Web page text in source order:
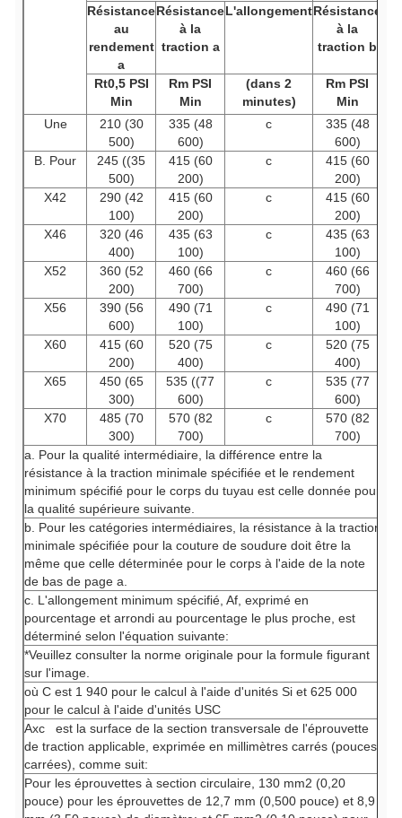
Résistance
au
rendement
a
Résistance
à la
traction a
L'allongementRésistance
à la
traction b
Rt0,5 PSI
Min
Rm PSI
Min
(dans 2
minutes)
Rm PSI
Min
Une
210 (30
500)
335 (48
600)
c
335 (48
600)
B. Pour
245 ((35
500)
415 (60
200)
c
415 (60
200)
X42
290 (42
100)
415 (60
200)
c
415 (60
200)
X46
320 (46
400)
435 (63
100)
c
435 (63
100)
X52
360 (52
200)
460 (66
700)
c
460 (66
700)
X56
390 (56
600)
490 (71
100)
c
490 (71
100)
X60
415 (60
200)
520 (75
400)
c
520 (75
400)
X65
450 (65
300)
535 ((77
600)
c
535 (77
600)
X70
485 (70
300)
570 (82
700)
c
570 (82
700)
a. Pour la qualité intermédiaire, la différence entre la
résistance à la traction minimale spécifiée et le rendement
minimum spécifié pour le corps du tuyau est celle donnée pour
la qualité supérieure suivante.
b. Pour les catégories intermédiaires, la résistance à la traction
minimale spécifiée pour la couture de soudure doit être la
même que celle déterminée pour le corps à l'aide de la note
de bas de page a.
c. L'allongement minimum spécifié, Af, exprimé en
pourcentage et arrondi au pourcentage le plus proche, est
déterminé selon l'équation suivante:
*Veuillez consulter la norme originale pour la formule figurant
sur l'image.
où C est 1 940 pour le calcul à l'aide d'unités Si et 625 000
pour le calcul à l'aide d'unités USC
Axc
est la surface de la section transversale de l'éprouvette
de traction applicable, exprimée en millimètres carrés (pouces
carrées), comme suit:
Pour les éprouvettes à section circulaire, 130 mm2 (0,20
pouce) pour les éprouvettes de 12,7 mm (0,500 pouce) et 8,9